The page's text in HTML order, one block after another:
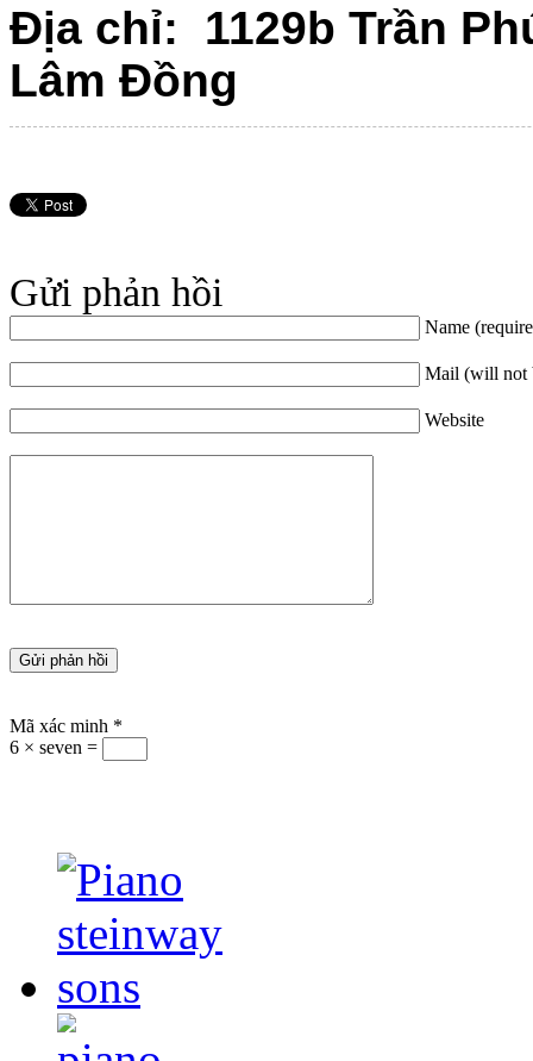
Địa chỉ: 1129b Trần
Lâm Đồng
Gửi phản hồi
Name
Mail (will not
Website
Mã xác minh *
6 × seven =